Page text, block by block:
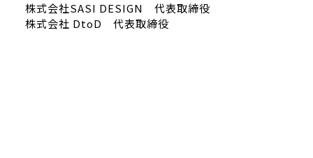
株式会社SASI DESIGN 代表取締役
株式会社 DtoD 代表取締役